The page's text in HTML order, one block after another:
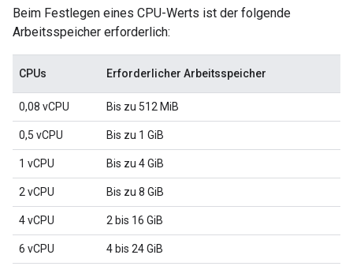
Beim Festlegen eines CPU-Werts ist der folgende
Arbeitsspeicher erforderlich:
CPUs Erforderlicher Arbeitsspeicher
0,08 vCPU Bis zu 512 MiB
0,5 vCPU Bis zu 1 GiB
1 vCPU Bis zu 4 GiB
2 vCPU Bis zu 8 GiB
4 vCPU 2 bis 16 GiB
6 vCPU 4 bis 24 GiB